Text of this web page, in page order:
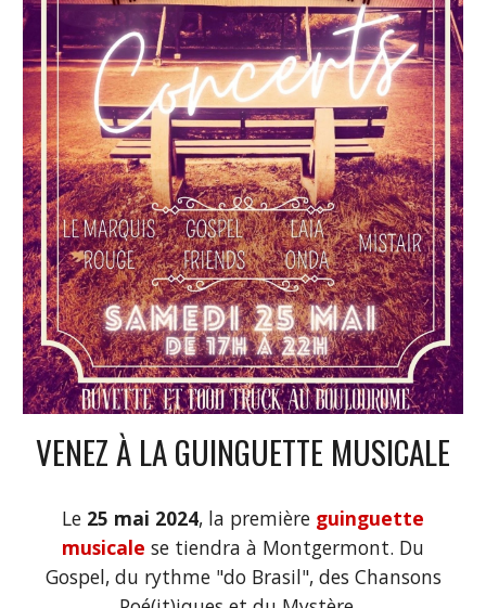
VENEZ À LA GUINGUETTE MUSICALE
Le 25 mai 2024, la première guinguette
musicale se tiendra à Montgermont. Du
Gospel, du rythme "do Brasil", des Chansons